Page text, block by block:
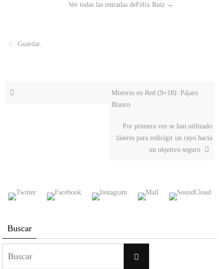
Ver todas las entradas deFélix Ruiz →
Guardar.
Misterio en Red (9×18): Pájaro
Blanco
Por primera vez se han utilizado
láseres para redirigir un rayo hacia
un objetivo seguro
Buscar
Buscar